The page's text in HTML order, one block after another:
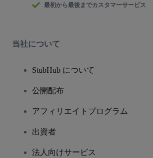
最初から最後までカスタマーサービス
当社について
StubHub について
公開配布
アフィリエイトプログラム
出資者
法人向けサービス